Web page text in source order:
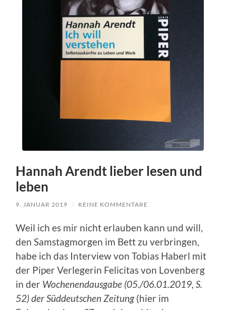
Hannah Arendt lieber lesen und
leben
9. JANUAR 2019 / KEINE KOMMENTARE
Weil ich es mir nicht erlauben kann und will,
den Samstagmorgen im Bett zu verbringen,
habe ich das Interview von Tobias Haberl mit
der Piper Verlegerin Felicitas von Lovenberg
in der Wochenendausgabe (05./06.01.2019, S.
52) der Süddeutschen Zeitung(hier im